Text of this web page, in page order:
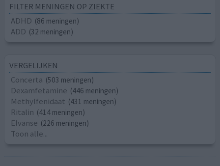
FILTER MENINGEN OP ZIEKTE
ADHD (86 meningen)
ADD (32 meningen)
VERGELIJKEN
Concerta (503 meningen)
Dexamfetamine (446 meningen)
Methylfenidaat (431 meningen)
Ritalin (414 meningen)
Elvanse (226 meningen)
Toon alle...